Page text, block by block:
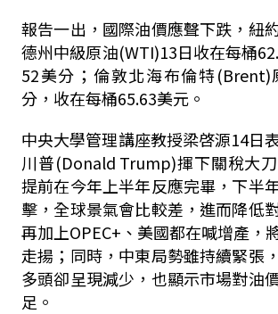
報告一出，國際油價應聲下跌，紐
德州中級原油(WTI)13日收在每桶
52美分；倫敦北海布倫特(Brent)
分，收在每桶65.63美元。
中央大學管理講座教授梁啓源14日
川普(Donald Trump)揮下關稅大
提前在今年上半年反應完畢，下半
擊，全球景氣會比較差，進而降低
再加上OPEC+、美國都在喊增產，
走揚；同時，中東局勢雖持續緊張
多頭卻呈現減少，也顯示市場對油
足。